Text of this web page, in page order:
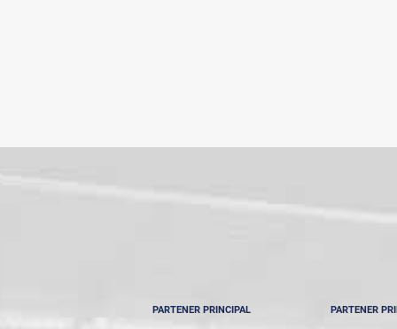
PARTENER PRINCIPAL PARTENER